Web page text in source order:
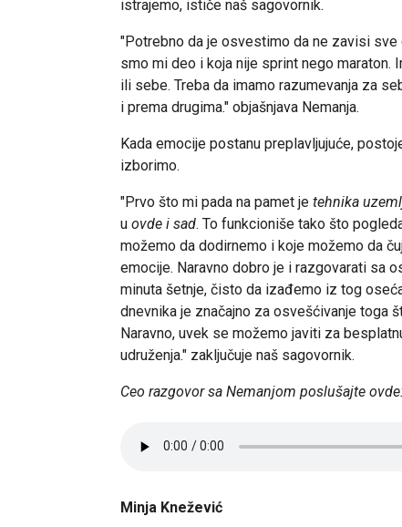
istrajemo, ističe naš sagovornik.
"Potrebno da je osvestimo da ne zavisi
smo mi deo i koja nije sprint nego maraton.
ili sebe. Treba da imamo razumevanja za
i prema drugima." objašnjava Nemanja.
Kada emocije postanu preplavljujuće,
izborimo.
"Prvo što mi pada na pamet je tehnika
u ovde i sad. To funkcioniše tako što
možemo da dodirnemo i koje možemo da
emocije. Naravno dobro je i razgovarati sa
minuta šetnje, čisto da izađemo iz tog
dnevnika je značajno za osvešćivanje toga
Naravno, uvek se možemo javiti za
udruženja." zaključuje naš sagovornik.
Ceo razgovor sa Nemanjom poslušajte
Minja Knežević